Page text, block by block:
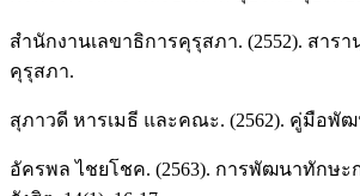
สำนักงานเลขาธิการคุรุสภา. (2552). สาร
คุรุสภา.
สุภาวดี หารเมธี และคณะ. (2562). คู่มือพัฒ
อัครพล ไชยโชค. (2563). การพัฒนาทักษะ